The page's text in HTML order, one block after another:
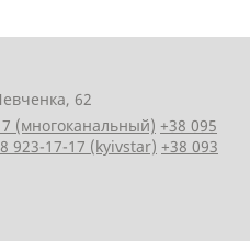
62
(многоканальный) +38 095
923-17-17 (kyivstar) +38 093